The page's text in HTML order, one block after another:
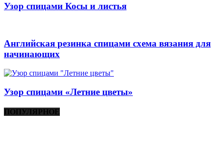
Узор спицами Косы и листья
Английская резинка спицами схема вязания для
начинающих
Узор спицами «Летние цветы»
ПОПУЛЯРНОЕ